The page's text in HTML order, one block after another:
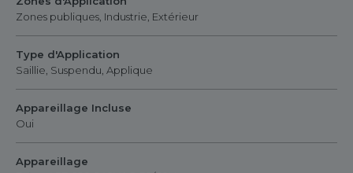
Zones publiques, Industrie, Extérieur
Type d'Application
Saillie, Suspendu, Applique
Appareillage Incluse
Oui
Appareillage